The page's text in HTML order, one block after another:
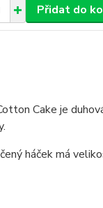
Přidat do
Cake je
háček má